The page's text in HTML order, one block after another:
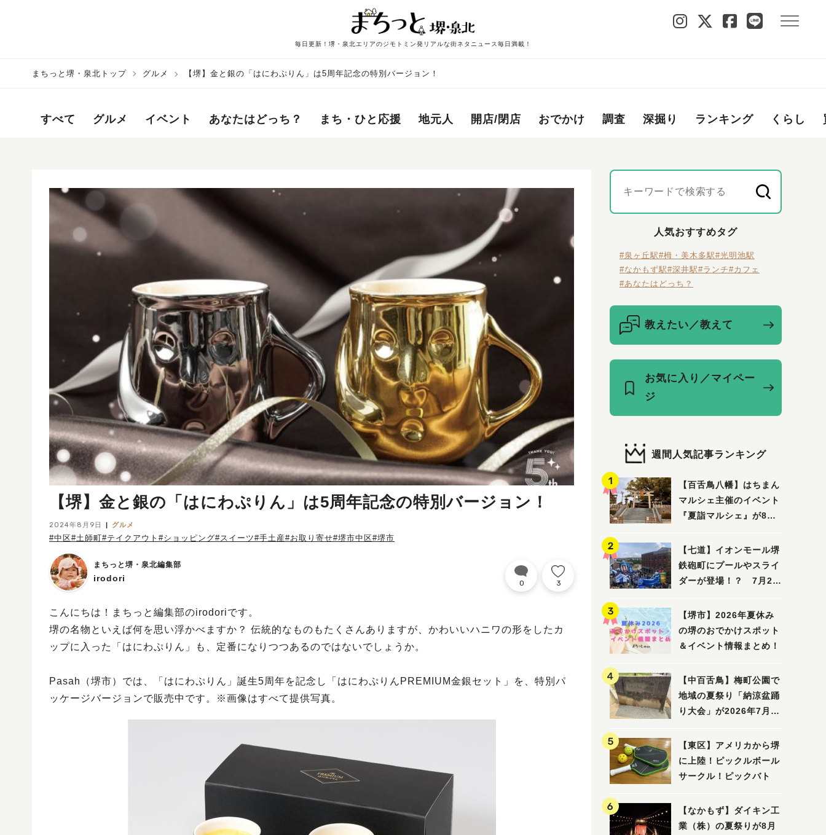
毎日更新！堺・泉北エリアのジモトミン発リアルな街ネタニュース毎日満載！
まちっと堺・泉北トップ グルメ 【堺】金と銀の「はにわぷりん」は5周年記念の特別バージョン！
すべて グルメ イベント あなたはどっち？ まち・ひと応援 地元人 開店/閉店 おでかけ 調査 深掘り ランキング くらし
【堺】金と銀の「はにわぷりん」は5周年記念の特別バージョン！
2024年8月9日 グルメ
#中区#土師町#テイクアウト #ショッピング#スイーツ#手土産#お取り寄せ#堺市中区#堺市
まちっと堺・泉北編集部
irodori 0 3
こんにちは！まちっと編集部のirodoriです。
堺の名物といえば何を思い浮かべますか？ 伝統的なものもたくさんありますが、かわいいハニワの形をしたカ
ップに入った「はにわぷりん」も、定番になりつつあるのではないでしょうか。
Pasah（堺市）では、「はにわぷりん」誕生5周年を記念し「はにわぷりんPREMIUM金銀セット」を、特別パ
ッケージバージョンで販売中です。※画像はすべて提供写真。
人気おすすめタグ
#泉ヶ丘駅#栂・美木多駅#光明池駅
#なかもず駅#深井駅#ランチ#カフェ
#あなたはどっち？
教えたい／教えて
お気に入り／マイペー
ジ
週間人気記事ランキング
【百舌鳥八幡】はちまん
マルシェ主催のイベント
『夏詣マルシェ』が8月2
【七道】イオンモール堺
鉄砲町にプールやスライ
ダーが登場！？ 7月25
「赤レンガ広場 Kid's
Water PARK 2026」が
開催
【堺市】2026年夏休み
の堺のおでかけスポット
＆イベント情報まとめ！
【中百舌鳥】梅町公園で
地域の夏祭り「納涼盆踊
り大会」が2026年7月26
【東区】アメリカから堺
に上陸！ピックルボール
サークル！ピックバト
【なかもず】ダイキン工
業（株）の夏祭りが8月